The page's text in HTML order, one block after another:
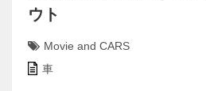
ウト
Movie and CARS
車